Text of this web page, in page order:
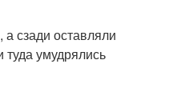
сзади оставляли
умудрялись